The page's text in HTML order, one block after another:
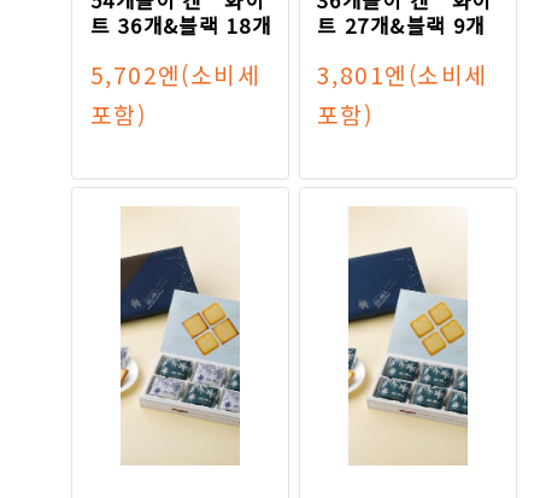
트 36개&블랙 18개
5,702엔(소비세
포함)
트 27개&블랙 9개
3,801엔(소비세
포함)